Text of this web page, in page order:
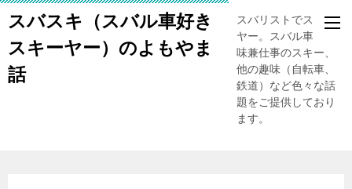
スバスキ（スバル車好き
スキーヤー）のよもやま
話
スバリストでスキー
ヤー。スバル車、趣
味兼仕事のスキー、
他の趣味（自転車、
鉄道）など色々な話
題をご提供しており
ます。